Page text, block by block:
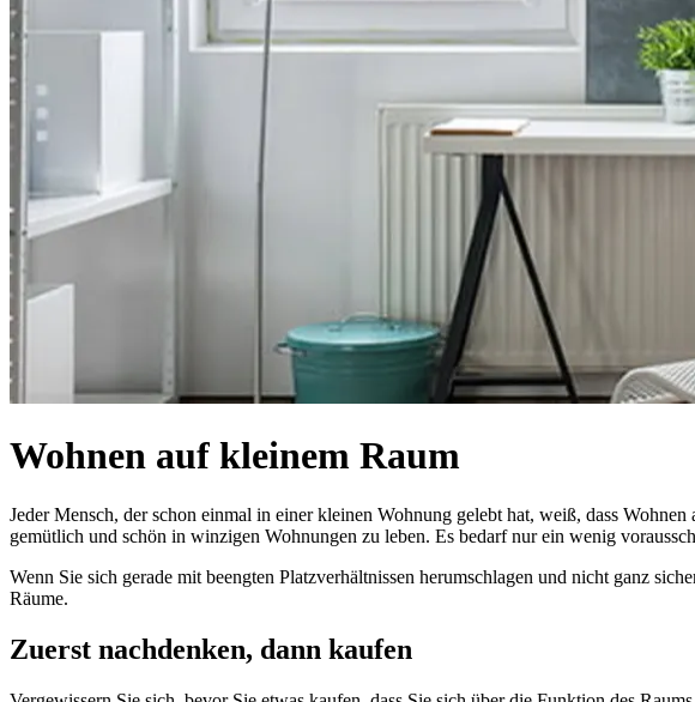
Wohnen auf kleinem Raum
Jeder Mensch, der schon einmal in einer kleinen Wohnung gelebt hat, weiß, dass
gemütlich und schön in winzigen Wohnungen zu leben. Es bedarf nur ein wenig
Wenn Sie sich gerade mit beengten Platzverhältnissen herumschlagen und nicht ganz
Räume.
Zuerst nachdenken, dann kaufen